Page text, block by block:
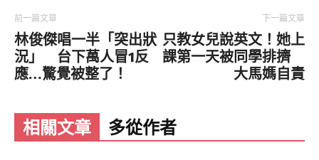
前一篇文章
林俊傑唱一半「突出狀
況」 台下萬人冒1反
應…驚覺被整了！
下一篇文章
只教女兒說英文！她上
課第一天被同學排擠
大馬媽自責
相關文章 多從作者